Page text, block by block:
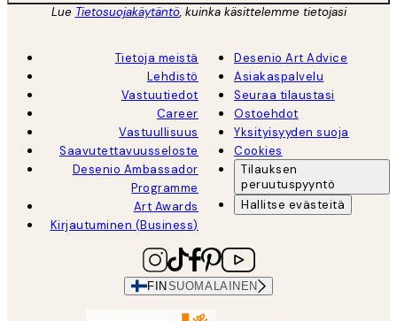
Lue Tietosuojakäytäntö, kuinka käsittelemme tietojasi
Tietoja meistä
Lehdistö
Vastuutiedot
Career
Vastuullisuus
Saavutettavuusseloste
Desenio Ambassador
Programme
Art Awards
Kirjautuminen (Business)
Desenio Art Advice
Asiakaspalvelu
Seuraa tilaustasi
Ostoehdot
Yksityisyyden suoja
Cookies
Tilauksen
peruutuspyyntö
Hallitse evästeitä
FIN SUOMALAINEN